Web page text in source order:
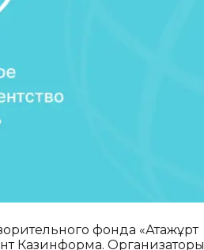
фонда «Атажұрт
Казинформа. Организаторы